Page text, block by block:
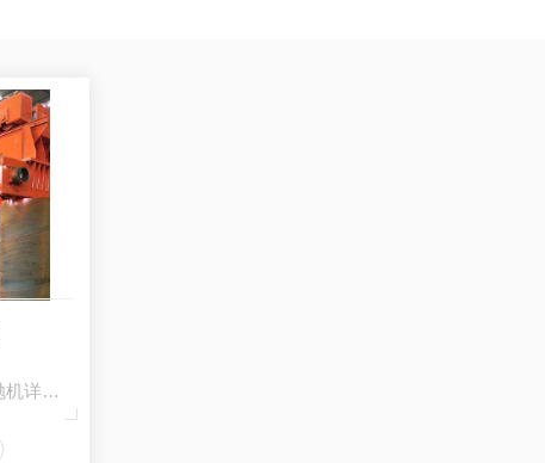
贵州翻抛机告诉你轮盘式翻抛机详情：适用范围…